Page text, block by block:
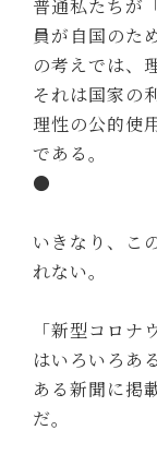
普通私たちが
員が自国のた
の考えでは、
それは国家の
理性の公的使
である。
●
いきなり、こ
れない。
「新型コロ
はいろいろあ
ある新聞に掲
だ。